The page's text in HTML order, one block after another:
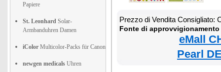
Papiere
St. Leonhard Solar-
Armbanduhren Damen
iColor Multicolor-Packs für Canon
newgen medicals Uhren
Prezzo di Vendita Consigliato:
Fonte di
eMall
Pearl